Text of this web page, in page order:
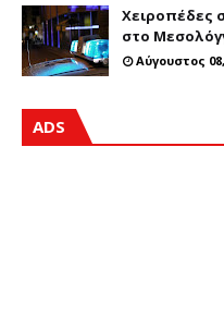
Χειροπέδες
στο
Αύγουστος
ADS